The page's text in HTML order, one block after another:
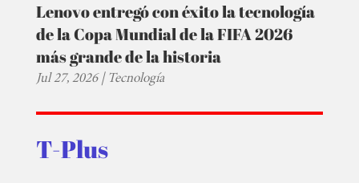
Lenovo entregó con éxito la tecnología
de la Copa Mundial de la FIFA 2026
más grande de la historia
Jul 27, 2026|Tecnología
T-Plus